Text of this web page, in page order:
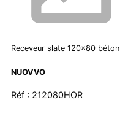
Receveur slate 120x80 béton
NUOVVO
Réf : 212080HOR